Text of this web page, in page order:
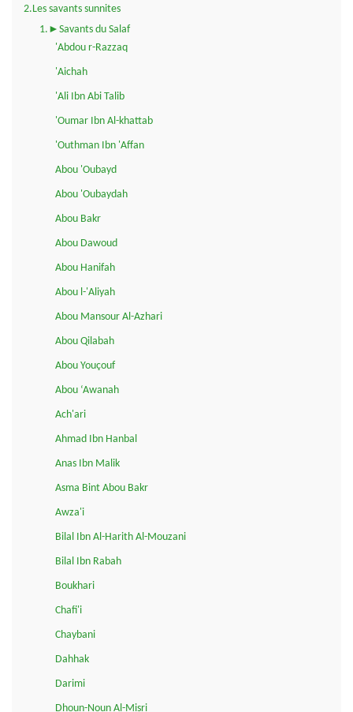
2.Les savants sunnites
1.►Savants du Salaf
'Abdou r-Razzaq
'Aichah
'Ali Ibn Abi Talib
'Oumar Ibn Al-khattab
'Outhman Ibn 'Affan
Abou 'Oubayd
Abou 'Oubaydah
Abou Bakr
Abou Dawoud
Abou Hanifah
Abou l-'Aliyah
Abou Mansour Al-Azhari
Abou Qilabah
Abou Youçouf
Abou ‘Awanah
Ach'ari
Ahmad Ibn Hanbal
Anas Ibn Malik
Asma Bint Abou Bakr
Awza'i
Bilal Ibn Al-Harith Al-Mouzani
Bilal Ibn Rabah
Boukhari
Chafi'i
Chaybani
Dahhak
Darimi
Dhoun-Noun Al-Misri